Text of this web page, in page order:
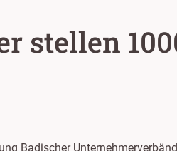
stellen
Badischer